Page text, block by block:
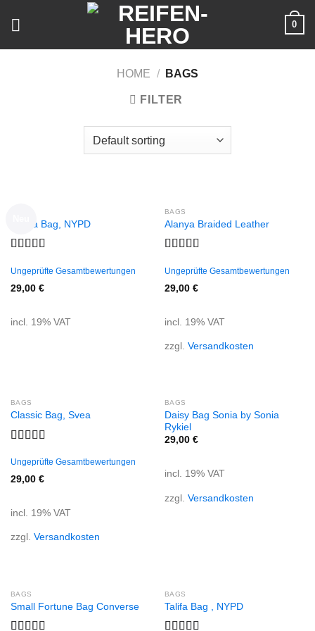
0
HOME / BAGS
FILTER
Adelia Bag, NYPD
4.00out
of 5
Ungeprüfte Gesamtbewertungen
29,00 €
incl. 19% VAT
BAGS
Alanya Braided Leather
4.00out
of 5
Ungeprüfte Gesamtbewertungen
29,00 €
incl. 19% VAT
zzgl. Versandkosten
BAGS
Classic Bag, Svea
3.50out
of 5
Ungeprüfte Gesamtbewertungen
29,00 €
incl. 19% VAT
zzgl. Versandkosten
BAGS
Daisy Bag Sonia by Sonia
Rykiel
29,00 €
incl. 19% VAT
zzgl. Versandkosten
BAGS
Small Fortune Bag Converse
BAGS
Talifa Bag , NYPD